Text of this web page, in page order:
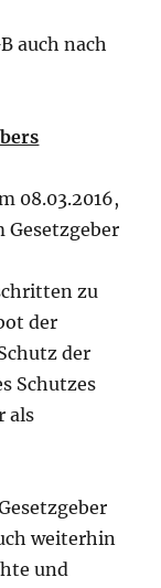
auch nach
08.03.2016,
Gesetzgeber
zu
der
der
Schutzes
als
weiterhin
und